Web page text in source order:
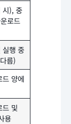
시), 중
로드
실행 중
름)
드 양에
드 및
용